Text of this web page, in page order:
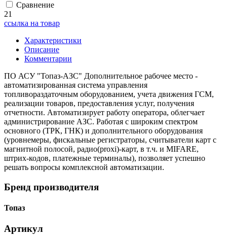
Сравнение
21
ссылка на товар
Характеристики
Описание
Комментарии
ПО АСУ "Топаз-АЗС" Дополнительное рабочее место -
автоматизированная система управления
топливораздаточным оборудованием, учета движения ГСМ,
реализации товаров, предоставления услуг, получения
отчетности. Автоматизирует работу оператора, облегчает
администрирование АЗС. Работая с широким спектром
основного (ТРК, ГНК) и дополнительного оборудования
(уровнемеры, фискальные регистраторы, считыватели карт с
магнитной полосой, радио(proxi)-карт, в т.ч. и MIFARE,
штрих-кодов, платежные терминалы), позволяет успешно
решать вопросы комплексной автоматизации.
Бренд производителя
Топаз
Артикул